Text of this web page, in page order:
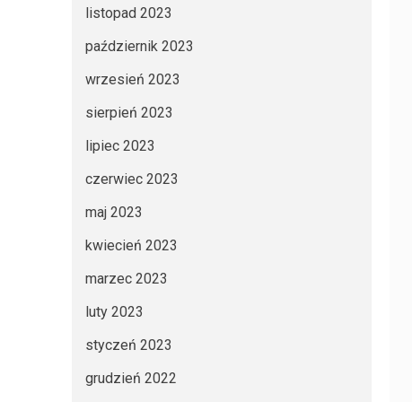
listopad 2023
październik 2023
wrzesień 2023
sierpień 2023
lipiec 2023
czerwiec 2023
maj 2023
kwiecień 2023
marzec 2023
luty 2023
styczeń 2023
grudzień 2022